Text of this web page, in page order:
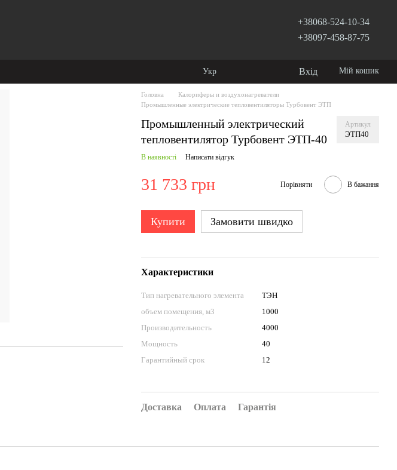
+38068-524-10-34
+38097-458-87-75
Укр Вхід Мій кошик
Головна
Калориферы и воздухонагреватели
Промышленные электрические тепловентиляторы Турбовент ЭТП
Промышленный электрический
тепловентилятор Турбовент ЭТП-40
Артикул
ЭТП40
В наявності Написати відгук
31 733 грн Порівняти В бажання
Купити Замовити швидко
Характеристики
Тип нагревательного элемента
ТЭН
объем помещения, м3
1000
Производительность
4000
Мощность
40
Гарантийный срок
12
Доставка Оплата Гарантія